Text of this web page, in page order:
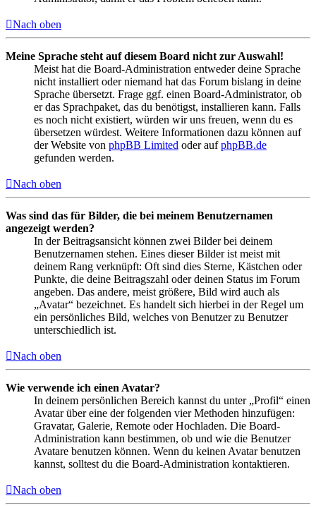
Nach oben
Meine Sprache steht auf diesem Board nicht zur Auswahl!
Meist hat die Board-Administration entweder deine Sprache
nicht installiert oder niemand hat das Forum bislang in deine
Sprache übersetzt. Frage ggf. einen Board-Administrator, ob
er das Sprachpaket, das du benötigst, installieren kann. Falls
es noch nicht existiert, würden wir uns freuen, wenn du es
übersetzen würdest. Weitere Informationen dazu können auf
der Website von phpBB Limited oder aufphpBB.de
gefunden werden.
Nach oben
Was sind das für Bilder, die bei meinem Benutzernamen
angezeigt werden?
In der Beitragsansicht können zwei Bilder bei deinem
Benutzernamen stehen. Eines dieser Bilder ist meist mit
deinem Rang verknüpft: Oft sind dies Sterne, Kästchen oder
Punkte, die deine Beitragszahl oder deinen Status im Forum
angeben. Das andere, meist größere, Bild wird auch als
„Avatar“ bezeichnet. Es handelt sich hierbei in der Regel um
ein persönliches Bild, welches von Benutzer zu Benutzer
unterschiedlich ist.
Nach oben
Wie verwende ich einen Avatar?
In deinem persönlichen Bereich kannst du unter „Profil“ einen
Avatar über eine der folgenden vier Methoden hinzufügen:
Gravatar, Galerie, Remote oder Hochladen. Die Board-
Administration kann bestimmen, ob und wie die Benutzer
Avatare benutzen können. Wenn du keinen Avatar benutzen
kannst, solltest du die Board-Administration kontaktieren.
Nach oben